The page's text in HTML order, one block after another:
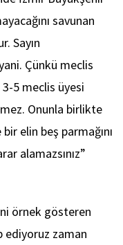
savunan
Sayın
Çünkü meclis
5 meclis üyesi
Onunla birlikte
elin beş parmağını
alamazsınız”
örnek gösteren
ediyoruz zaman